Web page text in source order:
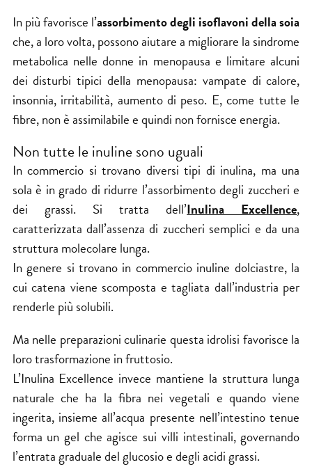
In più favorisce l’assorbimento degli isoflavoni della soia
che, a loro volta, possono aiutare a migliorare la sindrome
metabolica nelle donne in menopausa e limitare alcuni
dei disturbi tipici della menopausa: vampate di calore,
insonnia, irritabilità, aumento di peso. E, come tutte le
fibre, non è assimilabile e quindi non fornisce energia.
Non tutte le inuline sono uguali
In commercio si trovano diversi tipi di inulina, ma una
sola è in grado di ridurre l’assorbimento degli zuccheri e
dei grassi. Si tratta dell’Inulina Excellence,
caratterizzata dall’assenza di zuccheri semplici e da una
struttura molecolare lunga.
In genere si trovano in commercio inuline dolciastre, la
cui catena viene scomposta e tagliata dall’industria per
renderle più solubili.
Ma nelle preparazioni culinarie questa idrolisi favorisce la
loro trasformazione in fruttosio.
L’Inulina Excellence invece mantiene la struttura lunga
naturale che ha la fibra nei vegetali e quando viene
ingerita, insieme all’acqua presente nell’intestino tenue
forma un gel che agisce sui villi intestinali, governando
l’entrata graduale del glucosio e degli acidi grassi.